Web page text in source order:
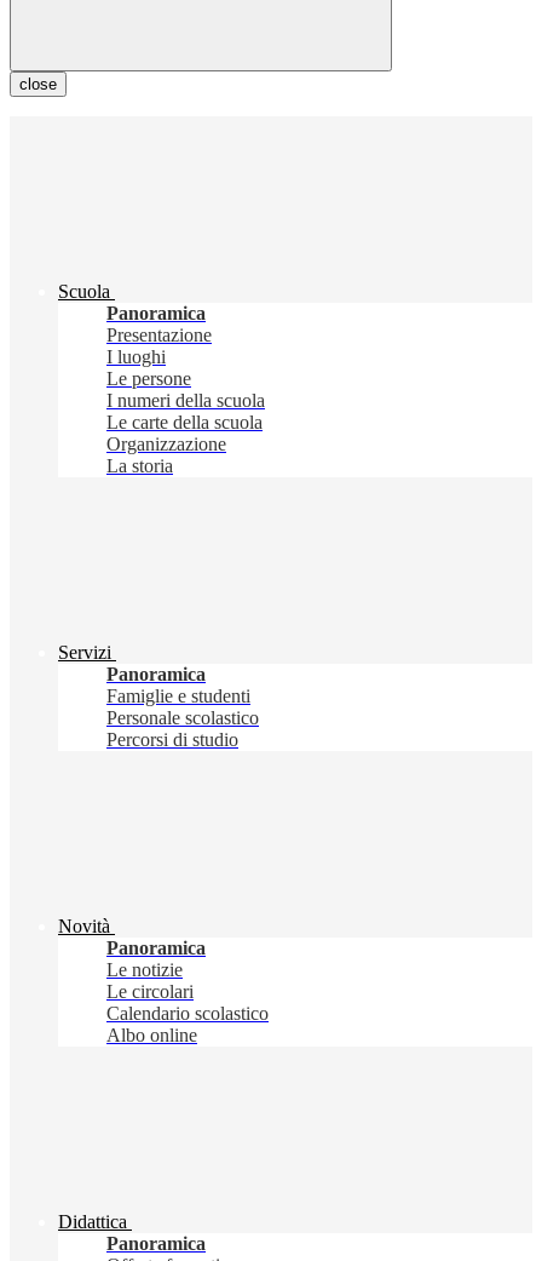
close
Scuola
Panoramica
Presentazione
I luoghi
Le persone
I numeri della scuola
Le carte della scuola
Organizzazione
La storia
Servizi
Panoramica
Famiglie e studenti
Personale scolastico
Percorsi di studio
Novità
Panoramica
Le notizie
Le circolari
Calendario scolastico
Albo online
Didattica
Panoramica